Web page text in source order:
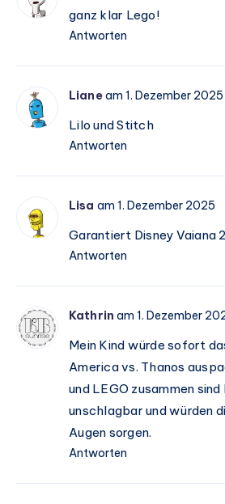
ganz klar Lego!
Antworten
Lianeam 1. Dezember 2025
Lilo und Stitch
Antworten
Lisa am 1. Dezember 2025
Garantiert Disney Vaiana
Antworten
Kathrin am 1. Dezember
Mein Kind würde sofort
America vs. Thanos
und LEGO zusammen
unschlagbar und würden
Augen sorgen.
Antworten